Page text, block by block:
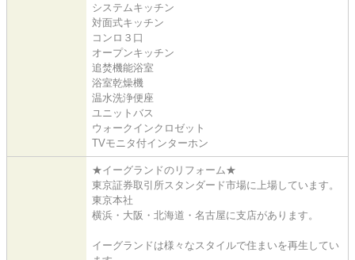
システムキッチン
対面式キッチン
コンロ３口
オープンキッチン
追焚機能浴室
浴室乾燥機
温水洗浄便座
ユニットバス
ウォークインクロゼット
TVモニタ付インターホン
★イーグランドのリフォーム★
東京証券取引所スタンダード市場に上場しています。
東京本社
横浜・大阪・北海道・名古屋に支店があります。
イーグランドは様々なスタイルで住まいを再生してい